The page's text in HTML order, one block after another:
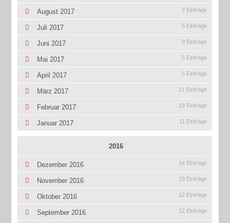
August 2017 2 Einträge
Juli 2017 5 Einträge
Juni 2017 9 Einträge
Mai 2017 5 Einträge
April 2017 5 Einträge
März 2017 21 Einträge
Februar 2017 18 Einträge
Januar 2017 11 Einträge
2016
Dezember 2016 14 Einträge
November 2016 33 Einträge
Oktober 2016 12 Einträge
September 2016 12 Einträge